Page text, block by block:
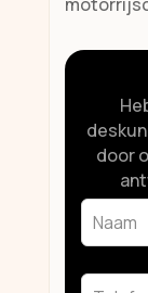
door
Leave
this
field
blank